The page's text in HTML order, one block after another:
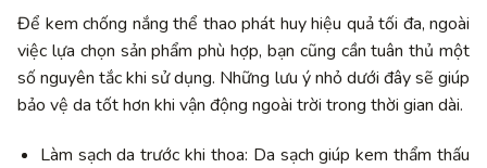
Để kem chống nắng thể thao phát huy hiệu quả tối đa, ngoài
việc lựa chọn sản phẩm phù hợp, bạn cũng cần tuân thủ một
số nguyên tắc khi sử dụng. Những lưu ý nhỏ dưới đây sẽ giúp
bảo vệ da tốt hơn khi vận động ngoài trời trong thời gian dài.
Làm sạch da trước khi thoa: Da sạch giúp kem thẩm thấu